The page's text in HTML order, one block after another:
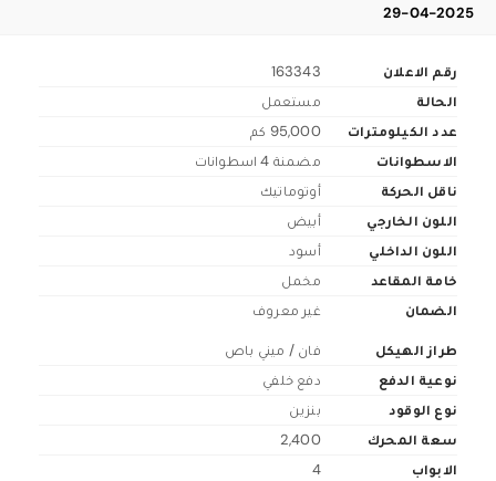
29-04-2025
رقم الاعلان
163343
الحالة
مستعمل
عدد الكيلومترات
95,000 كم
الاسطوانات
مضمنة 4 اسطوانات
ناقل الحركة
أوتوماتيك
اللون الخارجي
أبيض
اللون الداخلي
أسود
خامة المقاعد
مخمل
الضمان
غير معروف
طراز الهيكل
فان / ميني باص
نوعية الدفع
دفع خلفي
نوع الوقود
بنزين
سعة المحرك
2,400
الابواب
4